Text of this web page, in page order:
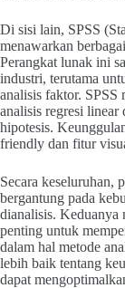
Di sisi lain, SPSS
menawarkan
Perangkat lunak ini
industri, terutama
analisis faktor. SPSS
analisis regresi
hipotesis.
friendly dan fitur
Secara keseluruhan,
bergantung pada
dianalisis. Keduanya
penting untuk
dalam hal metode
lebih baik tentang
dapat